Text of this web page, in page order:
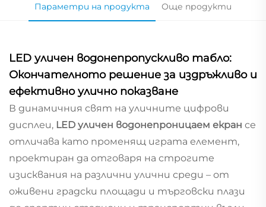
Параметри на продукта Още продукти
LED уличен водонепропускливо табло:
Окончателното решение за издръжливо и
ефективно улично показване
В динамичния свят на уличните цифрови
дисплеи, LED уличен водонепроницаем екран се
отличава като променящ играта елемент,
проектиран да отговаря на строгите
изисквания на различни улични среди – от
оживени градски площади и търговски плази